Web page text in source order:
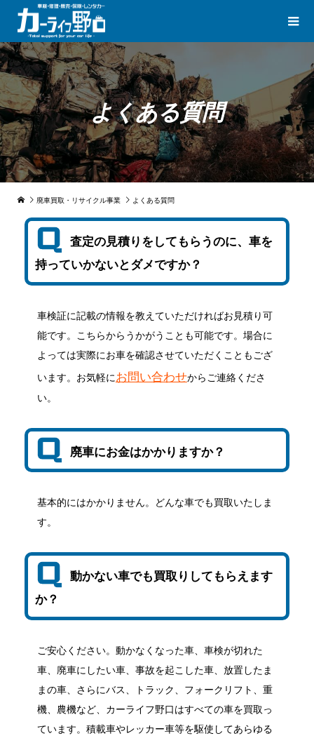
よくある質問
廃車買取・リサイクル事業 よくある質問
査定の見積りをしてもらうのに、車を
持っていかないとダメですか？
車検証に記載の情報を教えていただければお見積り可
能です。こちらからうかがうことも可能です。場合に
よっては実際にお車を確認させていただくこともござ
います。お気軽に お問い合わせからご連絡くださ
い。
廃車にお金はかかりますか？
基本的にはかかりません。どんな車でも買取いたしま
す。
動かない車でも買取りしてもらえます
か？
ご安心ください。動かなくなった車、車検が切れた
車、廃車にしたい車、事故を起こした車、放置したま
まの車、さらにバス、トラック、フォークリフト、重
機、農機など、カーライフ野口はすべての車を買取っ
ています。積載車やレッカー車等を駆使してあらゆる